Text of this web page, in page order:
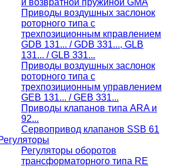
и возвратной пружиной GMA
Приводы воздушных заслонок
роторного типа с
трехпозиционным кправлением
GDB 131... / GDB 331..., GLB
131... / GLB 331...
Приводы воздушных заслонок
роторного типа с
трехпозиционным управлением
GEB 131... / GEB 331...
Приводы клапанов типа ARA и
92...
Сервопривод клапанов SSB 61
Регуляторы оборотов
трансформаторного типа RE